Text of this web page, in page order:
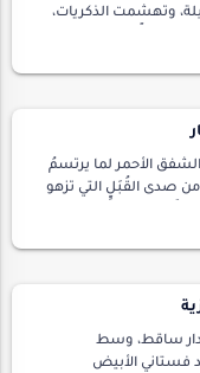
وتهشمت الذكريات،
بدأ…
الأحمر لما يرتسمُ
من صدى القُبَلِ التي تزهو
ساقط، وسط
الأبيض